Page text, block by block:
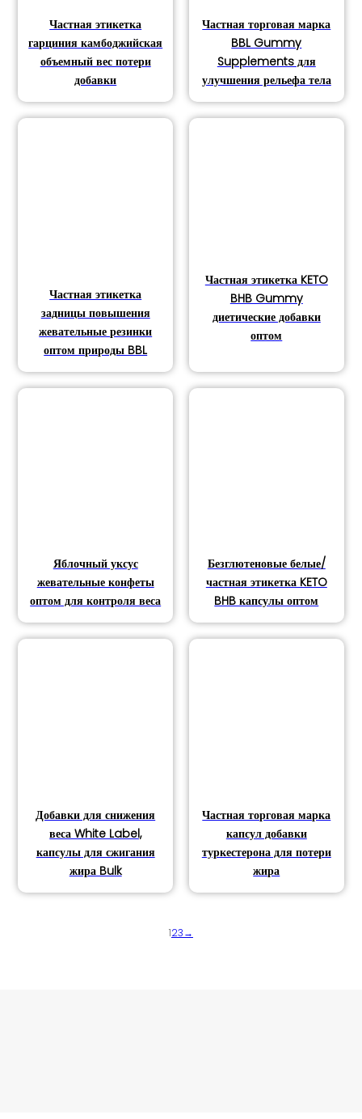
Частная этикетка
гарциния камбоджийская
объемный вес потери
добавки
Частная торговая марка
BBL Gummy
Supplements для
улучшения рельефа тела
Частная этикетка
задницы повышения
жевательные резинки
оптом природы BBL
Частная этикетка KETO
BHB Gummy
диетические добавки
оптом
Яблочный уксус
жевательные конфеты
оптом для контроля веса
Безглютеновые белые/
частная этикетка KETO
BHB капсулы оптом
Добавки для снижения
веса White Label,
капсулы для сжигания
жира Bulk
Частная торговая марка
капсул добавки
туркестерона для потери
жира
123→